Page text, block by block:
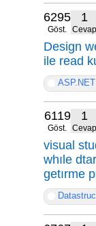
6295
Göst.
1
Cevap
Design
ile read
ASP.NET
6119
Göst.
1
Cevap
visual
whıle
getırme